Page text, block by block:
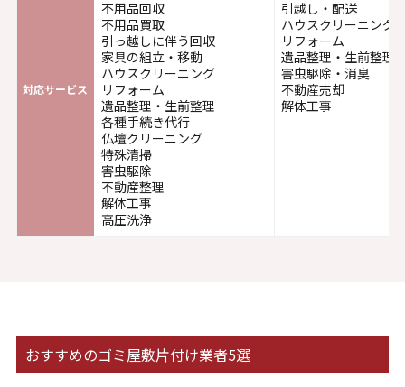
対応サービス
不用品回収
不用品買取
引っ越しに伴う回収
家具の組立・移動
ハウスクリーニング
リフォーム
遺品整理・生前整理
各種手続き代行
仏壇クリーニング
特殊清掃
害虫駆除
不動産整理
解体工事
高圧洗浄
引越し・配送
ハウスクリーニング
リフォーム
遺品整理・生前整理
害虫駆除・消臭
不動産売却
解体工事
おすすめのゴミ屋敷片付け業者5選